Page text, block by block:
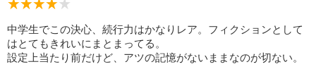
中学生でこの決心、続行力はかなりレア。フィクションとして
はとてもきれいにまとまってる。
設定上当たり前だけど、アツの記憶がないままなのが切ない。